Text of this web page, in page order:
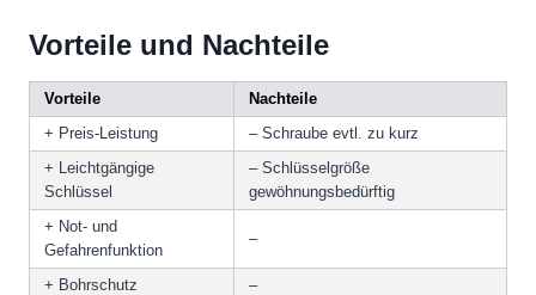
Vorteile und Nachteile
Vorteile
Nachteile
+ Preis-Leistung
– Schraube evtl. zu kurz
+ Leichtgängige
Schlüssel
– Schlüsselgröße
gewöhnungsbedürftig
+ Not- und
Gefahrenfunktion
–
+ Bohrschutz –